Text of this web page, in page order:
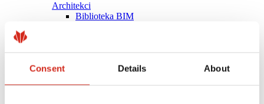
Consent Details About
Architekci
Biblioteka BIM